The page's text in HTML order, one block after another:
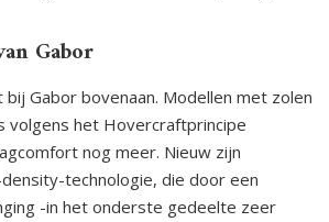
Gabor
Gabor bovenaan. Modellen met zolen
volgens het Hovercraftprincipe
nog meer. Nieuw zijn
technologie, die door een
-in het onderste gedeelte zeer